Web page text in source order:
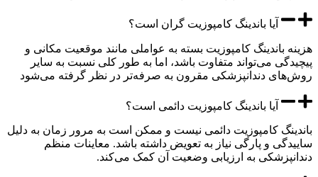
آیا باندینگ کامپوزیت گران است؟
باندینگ کامپوزیت بسته به عواملی مانند موقعیت مکانی و
می‌تواند متفاوت باشد، اما به طور کلی نسبت به سایر
دندانپزشکی مقرون به صرفه‌تر در نظر گرفته می‌شود
آیا باندینگ کامپوزیت دائمی است؟
کامپوزیت دائمی نیست و ممکن است به مرور زمان به دلیل
و پارگی نیاز به تعویض داشته باشد. معاینات منظم
به ارزیابی وضعیت آن کمک می‌کند.